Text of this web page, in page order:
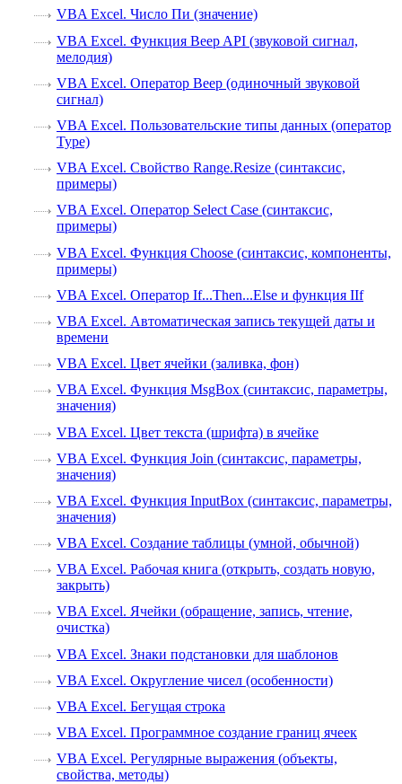
VBA Excel. Число Пи (значение)
VBA Excel. Функция Beep API (звуковой сигнал,
мелодия)
VBA Excel. Оператор Beep (одиночный звуковой
сигнал)
VBA Excel. Пользовательские типы данных (оператор
Type)
VBA Excel. Свойство Range.Resize (синтаксис,
примеры)
VBA Excel. Оператор Select Case (синтаксис,
примеры)
VBA Excel. Функция Choose (синтаксис, компоненты,
примеры)
VBA Excel. Оператор If...Then...Else и функция IIf
VBA Excel. Автоматическая запись текущей даты и
времени
VBA Excel. Цвет ячейки (заливка, фон)
VBA Excel. Функция MsgBox (синтаксис, параметры,
значения)
VBA Excel. Цвет текста (шрифта) в ячейке
VBA Excel. Функция Join (синтаксис, параметры,
значения)
VBA Excel. Функция InputBox (синтаксис, параметры,
значения)
VBA Excel. Создание таблицы (умной, обычной)
VBA Excel. Рабочая книга (открыть, создать новую,
закрыть)
VBA Excel. Ячейки (обращение, запись, чтение,
очистка)
VBA Excel. Знаки подстановки для шаблонов
VBA Excel. Округление чисел (особенности)
VBA Excel. Бегущая строка
VBA Excel. Программное создание границ ячеек
VBA Excel. Регулярные выражения (объекты,
свойства, методы)